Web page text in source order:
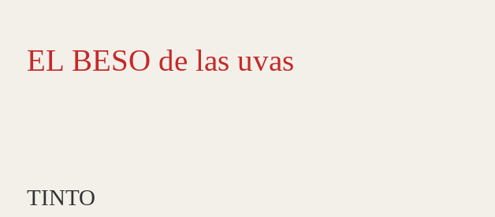
EL BESO de las uvas
TINTO